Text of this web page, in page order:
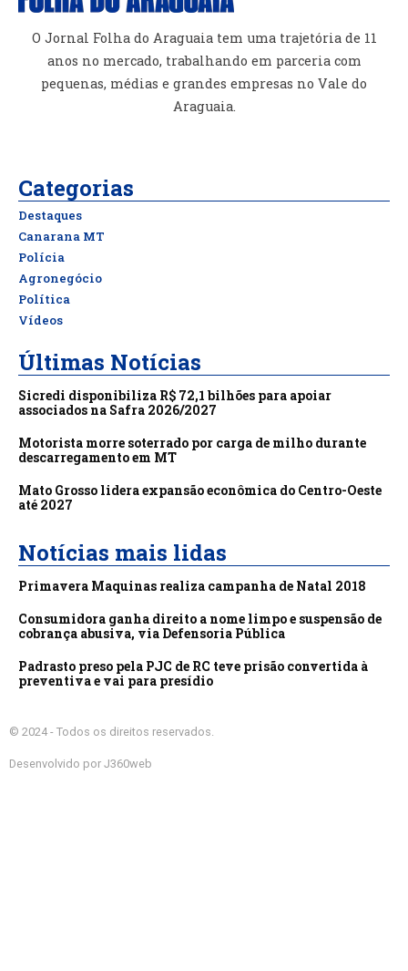
O Jornal Folha do Araguaia tem uma trajetória de 11
anos no mercado, trabalhando em parceria com
pequenas, médias e grandes empresas no Vale do
Araguaia.
Categorias
Destaques
Canarana MT
Polícia
Agronegócio
Política
Vídeos
Últimas Notícias
Sicredi disponibiliza R$ 72,1 bilhões para apoiar
associados na Safra 2026/2027
Motorista morre soterrado por carga de milho durante
descarregamento em MT
Mato Grosso lidera expansão econômica do Centro-Oeste
até 2027
Notícias mais lidas
Primavera Maquinas realiza campanha de Natal 2018
Consumidora ganha direito a nome limpo e suspensão de
cobrança abusiva, via Defensoria Pública
Padrasto preso pela PJC de RC teve prisão convertida à
preventiva e vai para presídio
© 2024 - Todos os direitos reservados.
Desenvolvido por J360web